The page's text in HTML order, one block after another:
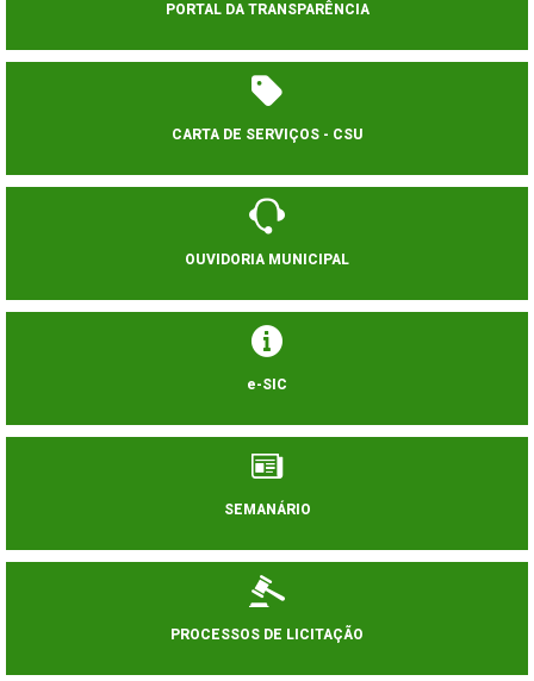
PORTAL DA TRANSPARÊNCIA
CARTA DE SERVIÇOS - CSU
OUVIDORIA MUNICIPAL
e-SIC
SEMANÁRIO
PROCESSOS DE LICITAÇÃO